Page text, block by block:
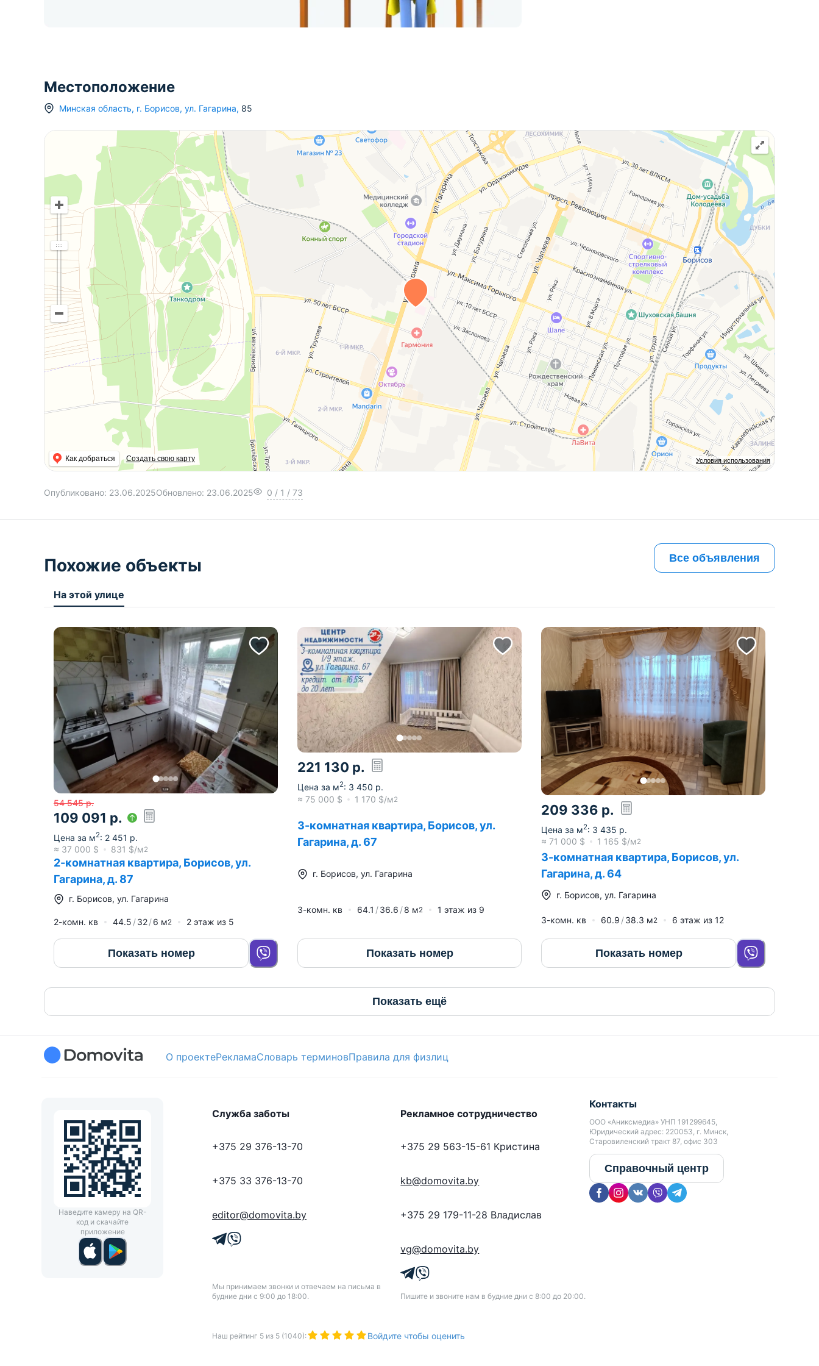
Местоположение
Минская область, г. Борисов, ул. Гагарина, 85
Условия использования
Как добраться Создать свою карту
Опубликовано: 23.06.2025Обновлено: 23.06.2025 0 / 1 / 73
Похожие объекты Все объявления
На этой улице
54 545 р.
109 091 р.
Цена за м2: 2 451 р.
≈ 37 000 $ 831 $/м2
2-комнатная квартира, Борисов, ул.
Гагарина, д. 87
г. Борисов, ул. Гагарина
2-комн. кв 44.5 32 6 м2 2 этаж из 5
Показать номер
221 130 р.
Цена за м2: 3 450 р.
≈ 75 000 $ 1 170 $/м2
3-комнатная квартира, Борисов, ул.
Гагарина, д. 67
г. Борисов, ул. Гагарина
3-комн. кв 64.1 36.6 8 м2 1 этаж из 9
Показать номер
209 336 р.
Цена за м2: 3 435 р.
≈ 71 000 $ 1 165 $/м2
3-комнатная квартира, Борисов, ул.
Гагарина, д. 64
г. Борисов, ул. Гагарина
3-комн. кв 60.9 38.3 м2 6 этаж из 12
Показать номер
Показать ещё
О проектеРекламаСловарь терминовПравила для физлиц
Наведите камеру на QR-
код и скачайте
приложение
Служба заботы
+375 29 376-13-70
+375 33 376-13-70
editor@domovita.by
Мы принимаем звонки и отвечаем на письма в
будние дни с 9:00 до 18:00.
Рекламное сотрудничество
+375 29 563-15-61 Кристина
kb@domovita.by
+375 29 179-11-28 Владислав
vg@domovita.by
Пишите и звоните нам в будние дни с 8:00 до 20:00.
Контакты
ООО «Аниксмедиа» УНП 191299645,
Юридический адрес: 220053, г. Минск,
Старовиленский тракт 87, офис 303
Справочный центр
Наш рейтинг 5 из 5 (1040): Войдите чтобы оценить